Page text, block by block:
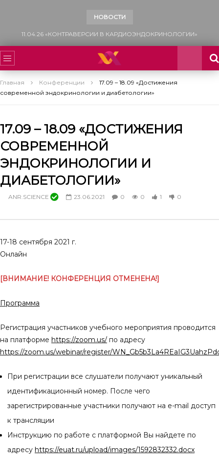
НОВОСТИ
Главная Конференции
17.09 – 18.09 «Достижения
современной эндокринологии и диабетологии»
17.09 – 18.09 «ДОСТИЖЕНИЯ
СОВРЕМЕННОЙ
ЭНДОКРИНОЛОГИИ И
ДИАБЕТОЛОГИИ»
ANR.SCIENCE 23.06.2021 0 0 1 0
17-18 сентября 2021 г.
Онлайн
[ВНИМАНИЕ! КОНФЕРЕНЦИЯ ОТМЕНЕНА!]
Программа
Регистрация участников учебного мероприятия проводится
на платформе https://zoom.us/ по адресу
https://zoom.us/webinar/register/
При регистрации все слушатели получают уникальный
идентификационный номер. После чего
зарегистрированные участники получают на e-mail доступ
к трансляции
Инструкцию по работе с платформой Вы найдете по
адресу https://euat.ru/upload/images/1592832332.docx